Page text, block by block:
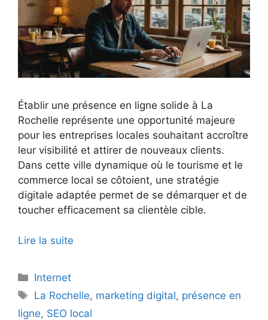
Établir une présence en ligne solide à La
Rochelle représente une opportunité majeure
pour les entreprises locales souhaitant accroître
leur visibilité et attirer de nouveaux clients.
Dans cette ville dynamique où le tourisme et le
commerce local se côtoient, une stratégie
digitale adaptée permet de se démarquer et de
toucher efficacement sa clientèle cible.
Lire la suite
Catégories
Internet
Étiquettes
La Rochelle, marketing digital, présence en
ligne, SEO local